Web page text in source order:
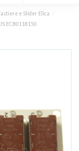
e Slider Elica
ECB0118150